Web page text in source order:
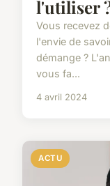
l'utiliser
Vous recevez
l'envie de
démange ?
vous fa...
4 avril 2024
ACTU